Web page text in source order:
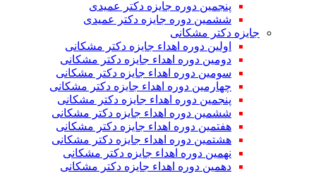
پنجمین دوره جایزه دکتر عمیدی
ششمین دوره جایزه دکتر عمیدی
جایزه دکتر مشکانی
اولین دوره اهداء جایزه دکتر مشکانی
دومین دوره اهداء جایزه دکتر مشکانی
سومین دوره اهداء جایزه دکتر مشکانی
چهارمین دوره اهداء جایزه دکتر مشکانی
پنجمین دوره اهداء جایزه دکتر مشکانی
ششمین دوره اهداء جایزه دکتر مشکانی
هفتمین دوره اهداء جایزه دکتر مشکانی
هشتمین دوره اهداء جایزه دکتر مشکانی
نهمین دوره اهداء جایزه دکتر مشکانی
دهمین دوره اهداء جایزه دکتر مشکانی